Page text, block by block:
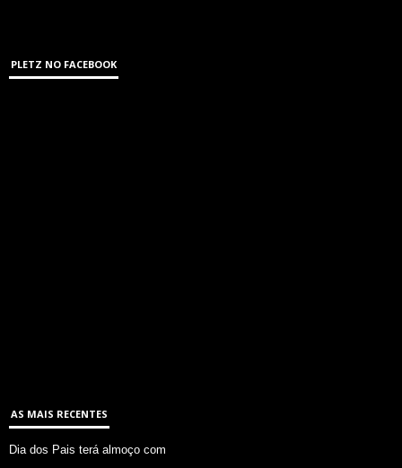
PLETZ NO FACEBOOK
AS MAIS RECENTES
Dia dos Pais terá almoço com